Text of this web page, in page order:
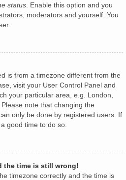
status . Enable this option and you
moderators and yourself. You
is from a timezone different from the
visit your User Control Panel and
your particular area, e.g. London,
note that changing the
only be done by registered users. If
good time to do so.
the time is still wrong!
timezone correctly and the time is